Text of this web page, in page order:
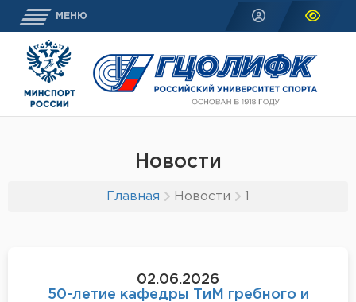
МЕНЮ
Новости
Главная Новости 1
02.06.2026
50-летие кафедры ТиМ гребного и